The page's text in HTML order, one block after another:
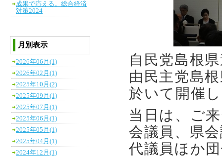
自民党島根
由民主党島
於いて開催
当日は、ご
会議員、県
代議員ほか
成果で応える。総合経済
対策2024
月別表示
2026年06月(1)
2026年02月(1)
2025年10月(2)
2025年09月(1)
2025年07月(1)
2025年06月(1)
2025年05月(1)
2025年04月(1)
2024年12月(1)